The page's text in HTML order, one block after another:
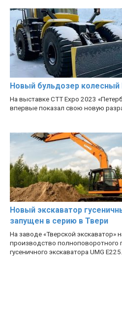
Новый бульдозер
На выставке CTT Expo 2023
впервые показал свою новую
Новый экскаватор
запущен в серию в Твери
На заводе «Тверской экскаватор»
производство полноповоротного
гусеничного экскаватора UMG